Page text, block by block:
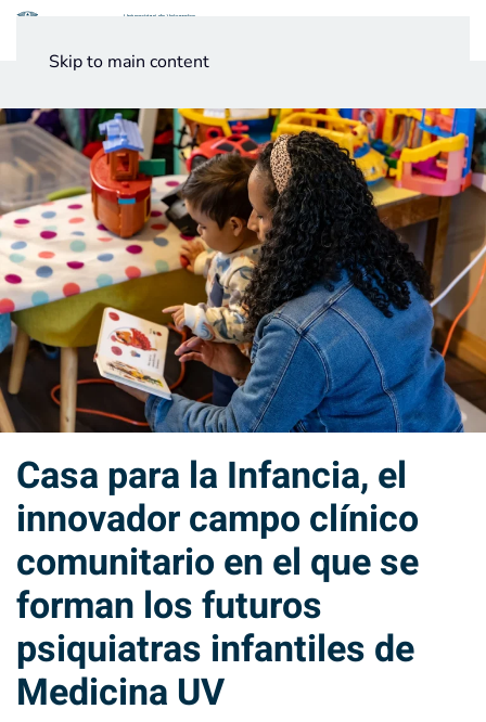
Skip to main content
Casa para la Infancia, el
innovador campo clínico
comunitario en el que se
forman los futuros
psiquiatras infantiles de
Medicina UV